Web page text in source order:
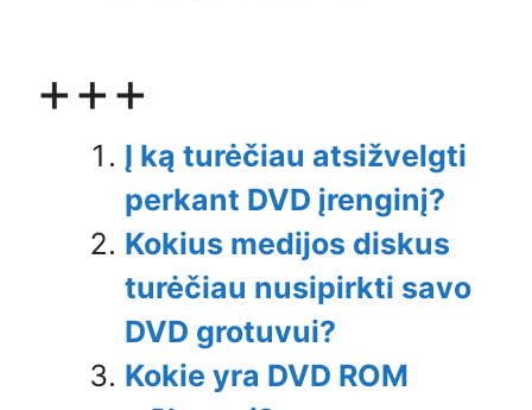
+++
Į ką turėčiau atsižvelgti
perkant DVD įrenginį?
Kokius medijos diskus
turėčiau nusipirkti savo
DVD grotuvui?
Kokie yra DVD ROM